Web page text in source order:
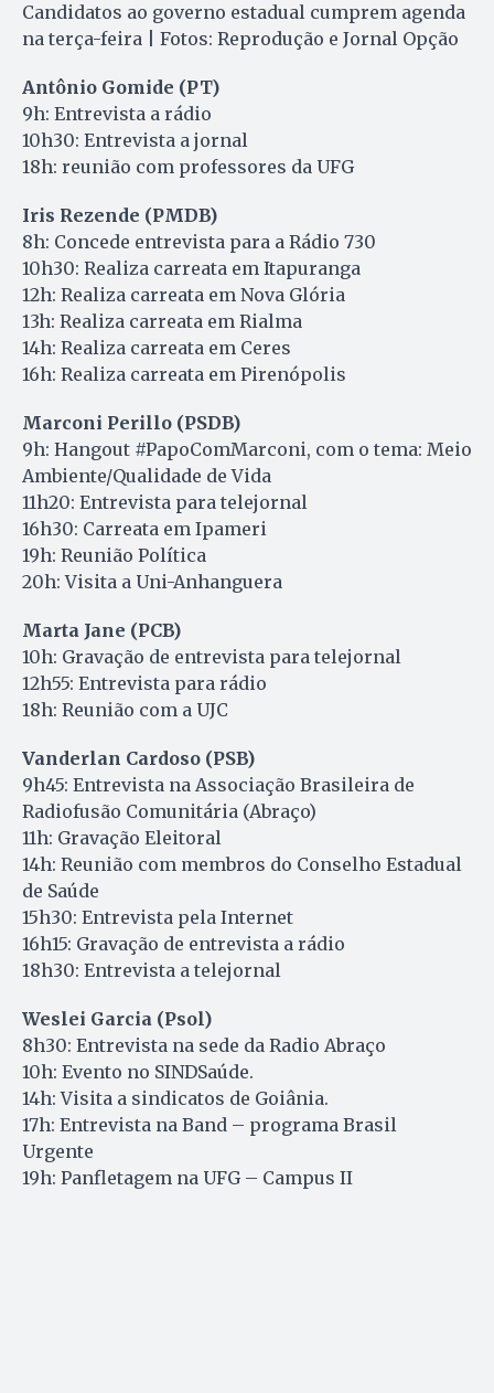
Candidatos ao governo estadual cumprem agenda
na terça-feira | Fotos: Reprodução e Jornal Opção
Antônio Gomide (PT)
9h: Entrevista a rádio
10h30: Entrevista a jornal
18h: reunião com professores da UFG
Iris Rezende (PMDB)
8h: Concede entrevista para a Rádio 730
10h30: Realiza carreata em Itapuranga
12h: Realiza carreata em Nova Glória
13h: Realiza carreata em Rialma
14h: Realiza carreata em Ceres
16h: Realiza carreata em Pirenópolis
Marconi Perillo (PSDB)
9h: Hangout #PapoComMarconi, com o tema: Meio
Ambiente/Qualidade de Vida
11h20: Entrevista para telejornal
16h30: Carreata em Ipameri
19h: Reunião Política
20h: Visita a Uni-Anhanguera
Marta Jane (PCB)
10h: Gravação de entrevista para telejornal
12h55: Entrevista para rádio
18h: Reunião com a UJC
Vanderlan Cardoso (PSB)
9h45: Entrevista na Associação Brasileira de
Radiofusão Comunitária (Abraço)
11h: Gravação Eleitoral
14h: Reunião com membros do Conselho Estadual
de Saúde
15h30: Entrevista pela Internet
16h15: Gravação de entrevista a rádio
18h30: Entrevista a telejornal
Weslei Garcia (Psol)
8h30: Entrevista na sede da Radio Abraço
10h: Evento no SINDSaúde.
14h: Visita a sindicatos de Goiânia.
17h: Entrevista na Band – programa Brasil
Urgente
19h: Panfletagem na UFG – Campus II